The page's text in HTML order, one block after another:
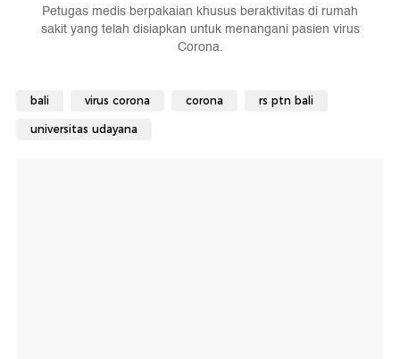
Petugas medis berpakaian khusus beraktivitas di rumah
sakit yang telah disiapkan untuk menangani pasien virus
Corona.
bali virus corona corona rs ptn bali
universitas udayana